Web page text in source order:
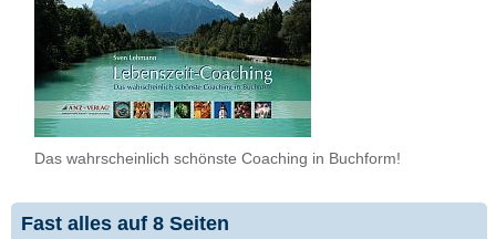
Das wahrscheinlich schönste Coaching in Buchform!
Fast alles auf 8 Seiten